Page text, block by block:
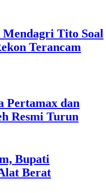
Tito Soal
Terancam
Pertamax dan
Resmi Turun
Bupati
Berat